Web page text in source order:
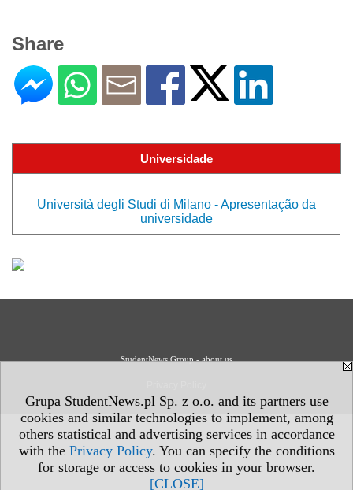
Grupa StudentNews.pl Sp. z o.o. and its partners use
cookies and similar technologies to implement, among
others statistical and advertising services in accordance
with the Privacy Policy. You can specify the conditions
for storage or access to cookies in your browser.
[CLOSE]
Share
Universidade
Università degli Studi di Milano - Apresentação da
universidade
StudentNews Group - about us